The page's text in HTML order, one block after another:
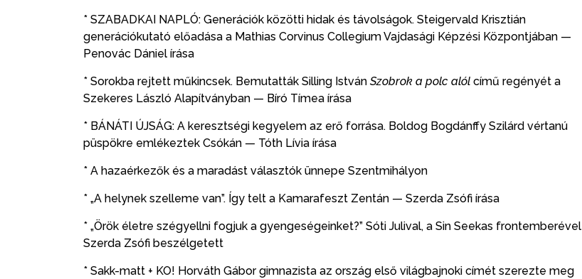
* SZABADKAI NAPLÓ: Generációk közötti hidak és távolságok. Steigervald Krisztián
generációkutató előadása a Mathias Corvinus Collegium Vajdasági Képzési Központjában —
Penovác Dániel írása
* Sorokba rejtett műkincsek. Bemutatták Silling István Szobrok a polc alól című regényét a
Szekeres László Alapítványban — Bíró Tímea írása
* BÁNÁTI ÚJSÁG: A keresztségi kegyelem az erő forrása. Boldog Bogdánffy Szilárd vértanú
püspökre emlékeztek Csókán — Tóth Lívia írása
* A hazaérkezők és a maradást választók ünnepe Szentmihályon
* „A helynek szelleme van”. Így telt a Kamarafeszt Zentán — Szerda Zsófi írása
* „Örök életre szégyellni fogjuk a gyengeségeinket?” Sóti Julival, a Sin Seekas frontemberével
Szerda Zsófi beszélgetett
* Sakk-matt + KO! Horváth Gábor gimnazista az ország első világbajnoki címét szerezte meg